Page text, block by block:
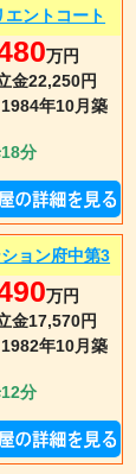
エントコート
万円
金22,250円
1984年10月 築
分
ョン府中第3
万円
金17,570円
1982年10月 築
分